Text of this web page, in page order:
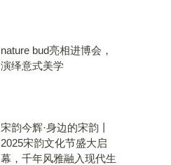
nature bud亮相进博会，
演绎意式美学
宋韵今辉·身边的宋韵丨
2025宋韵文化节盛大启
幕，千年风雅融入现代生